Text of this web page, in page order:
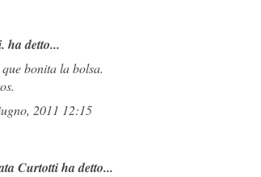
ha detto...
bonita la bolsa.
2011 12:15
Curtottiha detto...